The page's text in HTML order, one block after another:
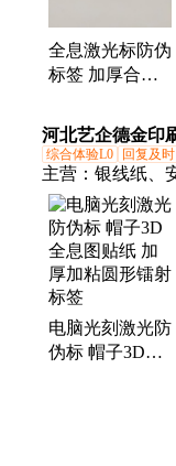
全息激光标防伪
标签 加厚合成
签 纳姆达
河北艺企德金印
综合体验L0 回复及时
主营： 银线纸、
签、猫眼激光标
标签、镭射标签
纸、提货卡卡套
货券、收藏证书
纸、提领卡
电脑光刻激光防
伪标 帽子3D全